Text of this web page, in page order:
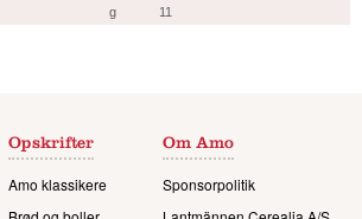
g 11
Opskrifter
Amo klassikere
Om Amo
Sponsorpolitik